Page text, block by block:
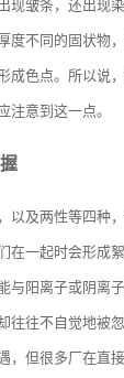
度不同的固状物
成色点。所以说
意到这一点。
以及两性等四种
在一起时会形成
与阳离子或阴离
往不自觉地被忽
，但很多厂在直